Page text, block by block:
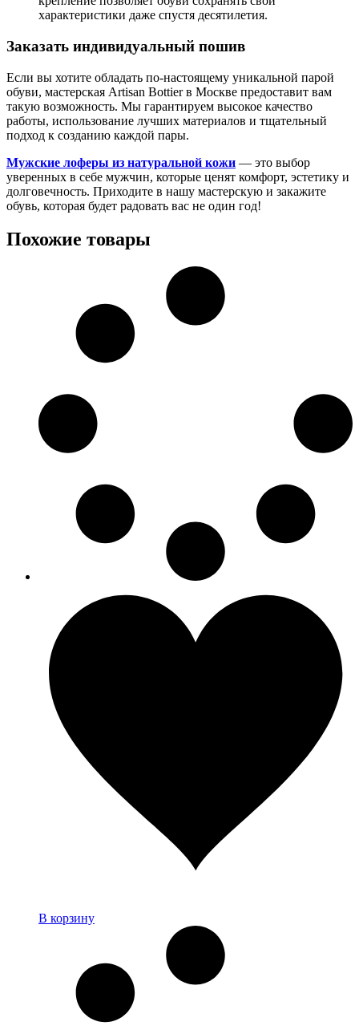
характеристики даже спустя десятилетия.
Заказать индивидуальный пошив
Если вы хотите обладать по-настоящему уникальной парой
обуви, мастерская Artisan Bottier в Москве предоставит вам
такую возможность. Мы гарантируем высокое качество
работы, использование лучших материалов и тщательный
подход к созданию каждой пары.
Мужские лоферы из натуральной кожи — это выбор
уверенных в себе мужчин, которые ценят комфорт, эстетику и
долговечность. Приходите в нашу мастерскую и закажите
обувь, которая будет радовать вас не один год!
Похожие товары
В корзину